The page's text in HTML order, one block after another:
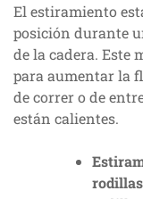
El estiramiento
posición durante
de la cadera. Este
para aumentar la
de correr o de
están calientes.